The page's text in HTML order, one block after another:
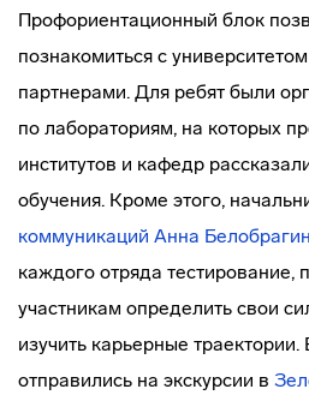
Профориентационный блок
познакомиться с
партнерами. Для ребят были
по лабораториям, на которых
институтов и кафедр
обучения. Кроме этого,
коммуникаций Анна
каждого отряда тестирование,
участникам определить свои
изучить карьерные
отправились на экскурсии в